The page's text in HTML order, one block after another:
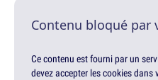
Contenu bloqué par
Ce contenu est fourni par un
devez accepter les cookies